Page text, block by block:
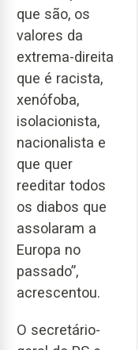
que são, os
valores da
extrema-direita
que é racista,
xenófoba,
isolacionista,
nacionalista e
que quer
reeditar todos
os diabos que
assolaram a
Europa no
passado”,
acrescentou.
O secretário-